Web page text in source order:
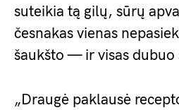
suteikia tą gilų, sūrų
česnakas vienas
šaukšto — ir visas dubuo
„Draugė paklausė